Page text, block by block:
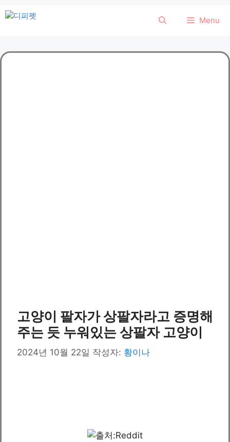
컨
로
건
Menu
고양이 팔자가 상팔자라고 증명해
주는 듯 누워있는 상팔자 고양이
2024년 10월 22일 작성자: 황이나